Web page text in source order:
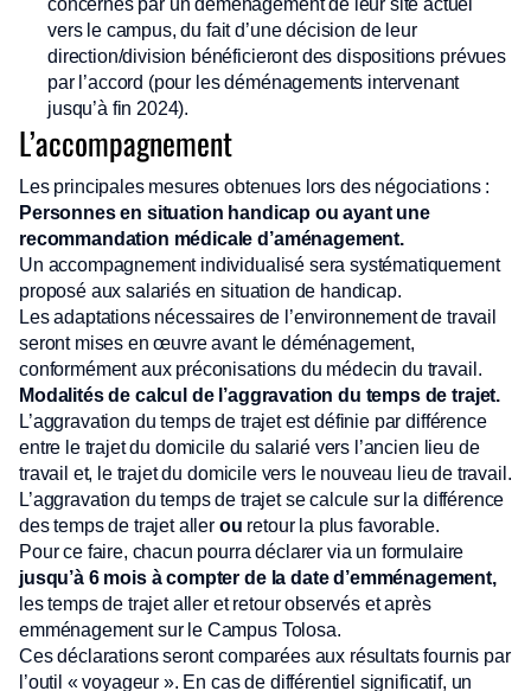
concernés par un déménagement de leur site actuel
vers le campus, du fait d’une décision de leur
direction/division bénéficieront des dispositions prévues
par l’accord (pour les déménagements intervenant
jusqu’à fin 2024).
L’accompagnement
Les principales mesures obtenues lors des négociations :
Personnes en situation handicap ou ayant une
recommandation médicale d’aménagement.
Un accompagnement individualisé sera systématiquement
proposé aux salariés en situation de handicap.
Les adaptations nécessaires de l’environnement de travail
seront mises en œuvre avant le déménagement,
conformément aux préconisations du médecin du travail.
Modalités de calcul de l’aggravation du temps de trajet.
L’aggravation du temps de trajet est définie par différence
entre le trajet du domicile du salarié vers l’ancien lieu de
travail et, le trajet du domicile vers le nouveau lieu de travail.
L’aggravation du temps de trajet se calcule sur la différence
des temps de trajet aller ou retour la plus favorable.
Pour ce faire, chacun pourra déclarer via un formulaire
jusqu’à 6 mois à compter de la date d’emménagement,
les temps de trajet aller et retour observés et après
emménagement sur le Campus Tolosa.
Ces déclarations seront comparées aux résultats fournis par
l’outil « voyageur ». En cas de différentiel significatif, un